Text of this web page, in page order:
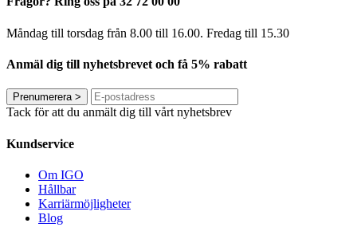
Måndag till torsdag från 8.00 till 16.00. Fredag ​​till 15.30
Anmäl dig till nyhetsbrevet och få 5% rabatt
Prenumerera>
Tack för att du anmält dig till vårt nyhetsbrev
Kundservice
Om IGO
Hållbar
Karriärmöjligheter
Blog